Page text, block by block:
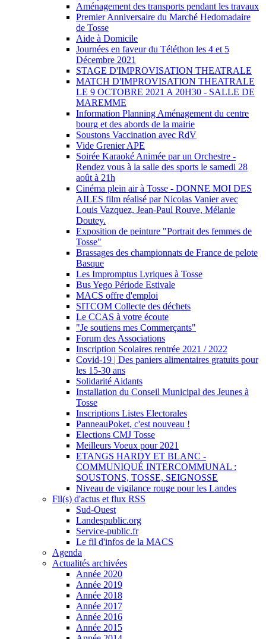
Aménagement des transports pendant les travaux
Premier Anniversaire du Marché Hedomadaire
de Tosse
Aide à Domicile
Journées en faveur du Téléthon les 4 et 5
Décembre 2021
STAGE D'IMPROVISATION THEATRALE
MATCH D'IMPROVISATION THEATRALE
LE 9 OCTOBRE 2021 A 20H30 - SALLE DE
MAREMME
Information Planning Aménagement du centre
bourg et des abords de la mairie
Soustons Vaccination avec RdV
Vide Grenier APE
Soirée Karaoké Animée par un Orchestre -
Rendez vous à la salle des sports le samedi 28
août à 21h
Cinéma plein air à Tosse - DONNE MOI DES
AILES film réalisé par Nicolas Vanier avec
Louis Vazquez, Jean-Paul Rouve, Mélanie
Doutey.
Exposition de peinture "Portrait des femmes de
Tosse"
Brassages des championnats de France de pelote
Basque
Les Impromptus Lyriques à Tosse
Bus Yego Période Estivale
MACS offre d'emploi
SITCOM Collecte des déchets
Le CCAS à votre écoute
"Je soutiens mes Commerçants"
Forum des Associations
Inscription Scolaires rentrée 2021 / 2022
Covid-19 | Des paniers alimentaires gratuits pour
les 15-30 ans
Solidarité Aidants
Installation du Conseil Municipal des Jeunes à
Tosse
Inscriptions Listes Electorales
PanneauPoket, c'est nouveau !
Elections CMJ Tosse
Meilleurs Voeux pour 2021
ETANGS HARDY ET BLANC -
COMMUNIQUÉ INTERCOMMUNAL :
SOUSTONS, TOSSE, SEIGNOSSE
Niveau de vigilance rouge pour les Landes
Fil(s) d'actus et flux RSS
Sud-Ouest
Landespublic.org
Service-public.fr
Le fil d'infos de la MACS
Agenda
Actualités archivées
Année 2020
Année 2019
Année 2018
Année 2017
Année 2016
Année 2015